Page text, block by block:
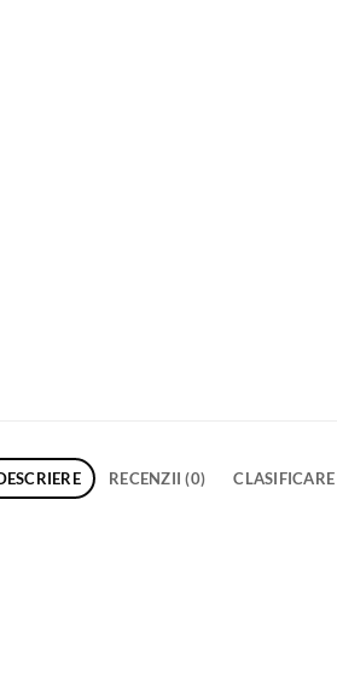
RECENZII (0)